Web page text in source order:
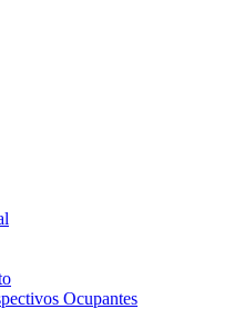
Ocupantes